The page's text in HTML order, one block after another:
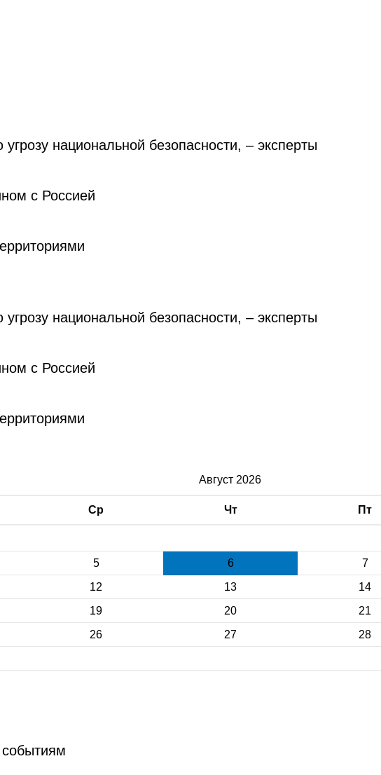
национальной безопасности, – эксперты
с Россией
национальной безопасности, – эксперты
с Россией
Август 2026
Ср Чт Пт
5 6 7
12 13 14
19 20 21
26 27 28